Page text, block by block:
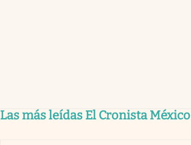
Las más leídas El Cronista México